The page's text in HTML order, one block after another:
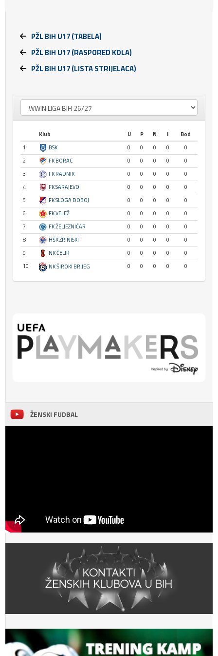
PŽL BiH U17 (TABELA)
PŽL BiH U17 (RASPORED KOLA)
PŽL BiH U17 (LISTA STRIJELACA)
Klub U P N I
Bod
1
BSK 0 0 0 0
0
2
FK BORAC 0 0 0 0
0
3
FK RADNIK 0 0 0 0
0
4
FK SARAJEVO 0 0 0 0
0
5
FK SLOGA DOBOJ 0 0 0 0
0
6
FK VELEŽ 0 0 0 0
0
7
FK ŽELJEZNIČAR 0 0 0 0
0
8
HŠK ZRINJSKI 0 0 0 0
0
9
NK ČELIK 0 0 0 0
0
10
NK ŠIROKI BRIJEG 0 0 0 0 0
ŽENSKI FUDBAL